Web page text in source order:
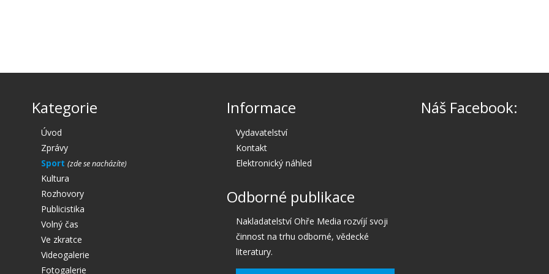
Kategorie
Úvod
Zprávy
Sport
Kultura
Rozhovory
Publicistika
Volný čas
Ve zkratce
Videogalerie
Fotogalerie
Informace
Vydavatelství
Kontakt
Elektronický náhled
Odborné publikace
Nakladatelství Ohře Media rozvíjí svoji
činnost na trhu odborné, vědecké
literatury.
Náš Facebook: